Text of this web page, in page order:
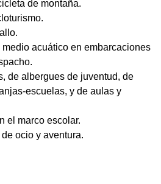
de montaña.
acuático en embarcaciones
de albergues de juventud, de
escuelas, y de aulas y
el marco escolar.
ocio y aventura.